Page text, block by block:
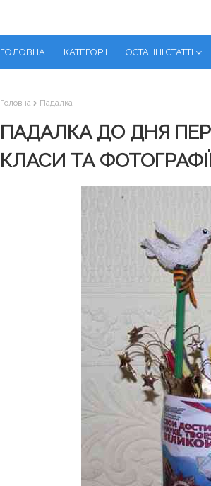
ГОЛОВНА КАТЕГОРІЇ ОСТАННІ СТАТТІ
Головна Падалка
ПАДАЛКА ДО ДНЯ
КЛАСИ ТА ФОТОГРАФІЇ